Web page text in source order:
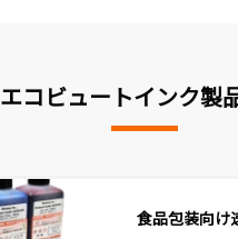
エコビュートインク製
食品包装向け